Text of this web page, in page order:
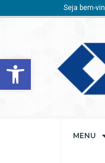
Barra de Ferramentas Aberta
Seja bem-
MENU